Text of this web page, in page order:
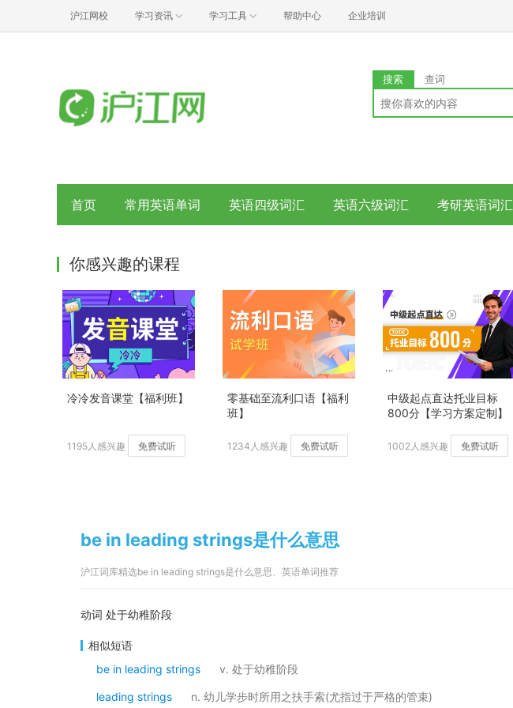
沪江网校 学习资讯 学习工具 帮助中心 企业培训
搜索 查词
首页 常用英语单词 英语四级词汇 英语六级词汇 考研英语词汇
你感兴趣的课程
冷冷发音课堂【福利班】
1195人感兴趣 免费试听
零基础至流利口语【福利
班】
1234人感兴趣 免费试听
中级起点直达托业目标
800分【学习方案定制】
1002人感兴趣 免费试听
be in leading strings是什么意思
沪江词库精选be in leading strings是什么意思、英语单词推荐
动词 处于幼稚阶段
相似短语
be in leading strings
v. 处于幼稚阶段
leading strings n. 幼儿学步时所用之扶手索(尤指过于严格的管束)